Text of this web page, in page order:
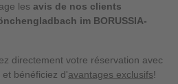
les avis de nos clients
im BORUSSIA-
directement votre réservation avec
et bénéficiez d'avantages exclusifs!